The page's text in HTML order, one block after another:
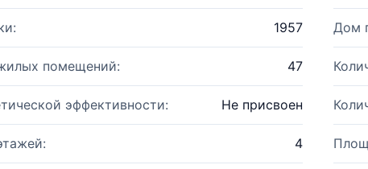
1957 Дом
помещений: 47
эффективности: Не присвоен
4